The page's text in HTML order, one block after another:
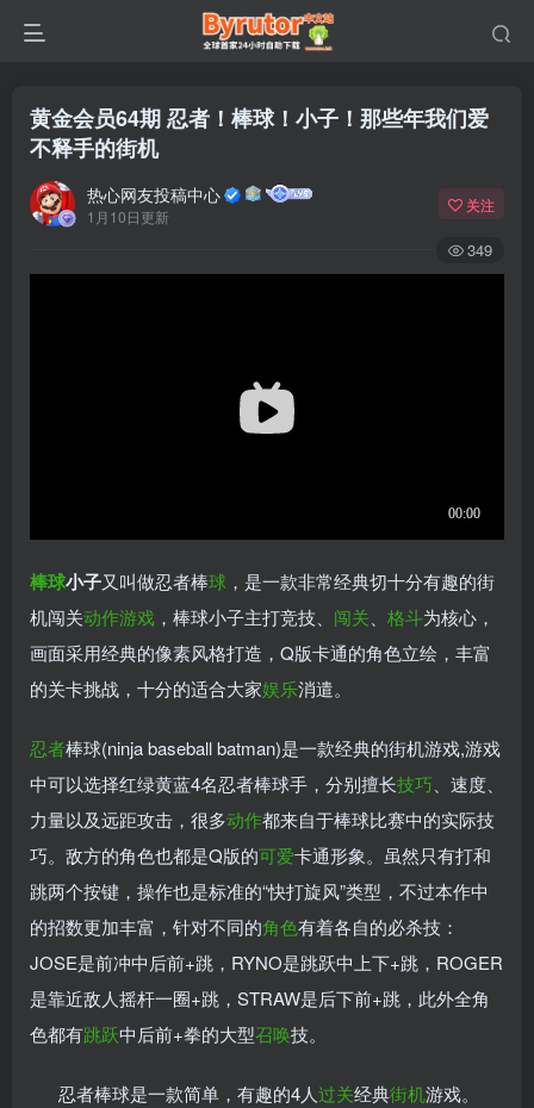
黄金会员64期 忍者！棒球！小子！那些年我们爱
不释手的街机
热心网友投稿中心
1月10日更新
关注
349
棒球小子又叫做忍者棒球 ，是一款非常经典切十分有趣的街
机闯关动作游戏 ，棒球小子主打竞技、 闯关 格斗为核心，
画面采用经典的像素风格打造，Q版卡通的角色立绘，丰富
的关卡挑战，十分的适合大家娱乐消遣。
忍者棒球(ninja baseball batman)是一款经典的街机游戏,游戏
中可以选择红绿黄蓝4名忍者棒球手，分别擅长技巧 、速度、
力量以及远距攻击，很多动作都来自于棒球比赛中的实际技
巧。敌方的角色也都是Q版的可爱卡通形象。虽然只有打和
跳两个按键，操作也是标准的“快打旋风”类型，不过本作中
的招数更加丰富，针对不同的角色有着各自的必杀技：
JOSE是前冲中后前+跳，RYNO是跳跃中上下+跳，ROGER
是靠近敌人摇杆一圈+跳，STRAW是后下前+跳，此外全角
色都有跳跃中后前+拳的大型召唤技。
忍者棒球是一款简单，有趣的4人过关经典街机游戏。